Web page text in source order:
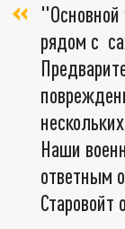
"Основной
рядом с
Наши
ответным
Старовойт